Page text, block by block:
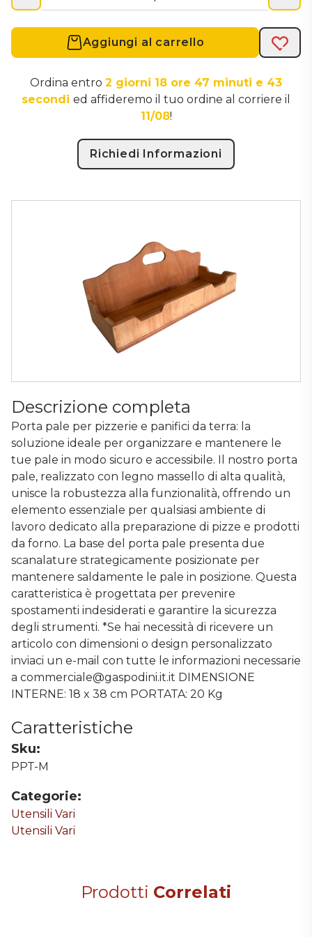
Aggiungi al carrello
Ordina entro 2 giorni 18 ore 47 minuti e 42
secondi ed affideremo il tuo ordine al corriere il
11/08!
Richiedi Informazioni
Descrizione completa
Porta pale per pizzerie e panifici da terra: la
soluzione ideale per organizzare e mantenere le
tue pale in modo sicuro e accessibile. Il nostro porta
pale, realizzato con legno massello di alta qualità,
unisce la robustezza alla funzionalità, offrendo un
elemento essenziale per qualsiasi ambiente di
lavoro dedicato alla preparazione di pizze e prodotti
da forno. La base del porta pale presenta due
scanalature strategicamente posizionate per
mantenere saldamente le pale in posizione. Questa
caratteristica è progettata per prevenire
spostamenti indesiderati e garantire la sicurezza
degli strumenti. *Se hai necessità di ricevere un
articolo con dimensioni o design personalizzato
inviaci un e-mail con tutte le informazioni necessarie
a commerciale@gaspodini.it.it DIMENSIONE
INTERNE: 18 x 38 cm PORTATA: 20 Kg
Caratteristiche
Sku:
PPT-M
Categorie:
Utensili Vari
Utensili Vari
Prodotti Correlati